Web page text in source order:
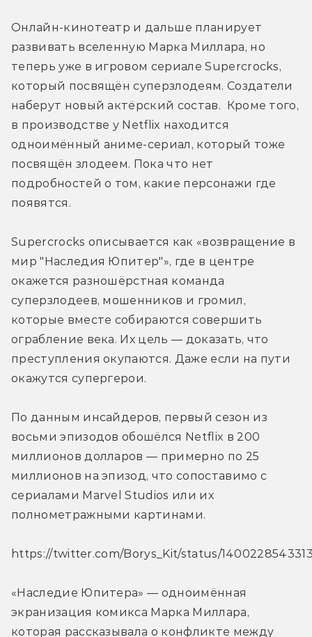
Онлайн-кинотеатр и дальше планирует
развивать вселенную Марка Миллара, но
теперь уже в игровом сериале Supercrocks,
который посвящён суперзлодеям. Создатели
наберут новый актёрский состав.  Кроме того,
в производстве у Netflix находится
одноимённый аниме-сериал, который тоже
посвящён злодеем. Пока что нет
подробностей о том, какие персонажи где
появятся.
Supercrocks описывается как «возвращение в
мир "Наследия Юпитер"», где в центре
окажется разношёрстная команда
суперзлодеев, мошенников и громил,
которые вместе собираются совершить
ограбление века. Их цель — доказать, что
преступления окупаются. Даже если на пути
окажутся супергерои.
По данным инсайдеров, первый сезон из
восьми эпизодов обошёлся Netflix в 200
миллионов долларов — примерно по 25
миллионов на эпизод, что сопоставимо с
сериалами Marvel Studios или их
полнометражными картинами.
https://twitter.com/Borys_Kit/status/
«Наследие Юпитера» — одноимённая
экранизация комикса Марка Миллара,
которая рассказывала о конфликте между